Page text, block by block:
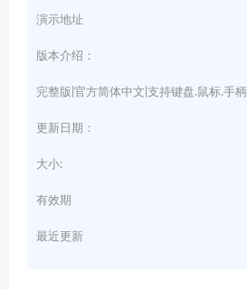
演示地址
版本介绍：
完整版|官方简体中文|支持键盘.鼠标.手柄
更新日期：
大小:
有效期
最近更新